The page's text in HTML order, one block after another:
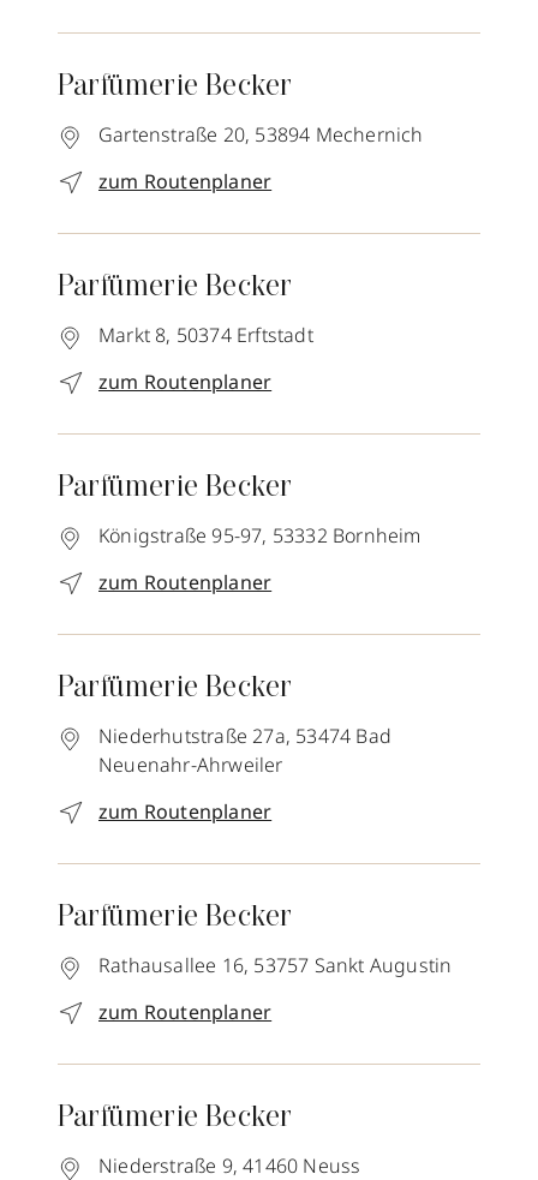
Parfümerie Becker
Gartenstraße 20, 53894 Mechernich
zum Routenplaner
Parfümerie Becker
Markt 8, 50374 Erftstadt
zum Routenplaner
Parfümerie Becker
Königstraße 95-97, 53332 Bornheim
zum Routenplaner
Parfümerie Becker
Niederhutstraße 27a, 53474 Bad
Neuenahr-Ahrweiler
zum Routenplaner
Parfümerie Becker
Rathausallee 16, 53757 Sankt Augustin
zum Routenplaner
Parfümerie Becker
Niederstraße 9, 41460 Neuss